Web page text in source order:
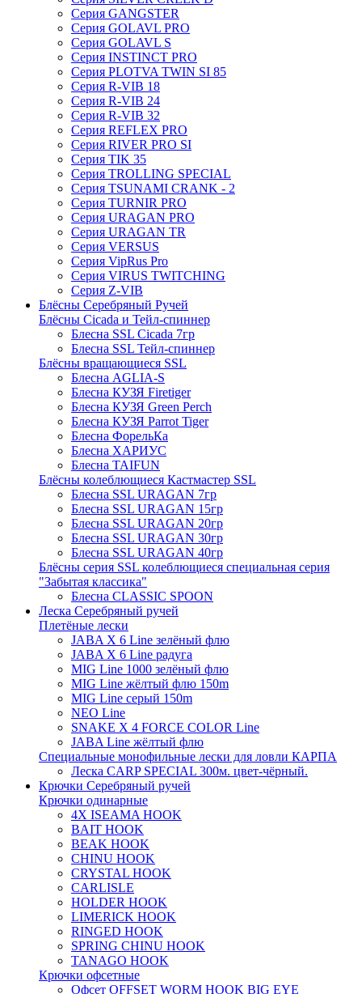
Серия GANGSTER
Серия GOLAVL PRO
Серия GOLAVL S
Серия INSTINCT PRO
Серия PLOTVA TWIN SI 85
Серия R-VIB 18
Серия R-VIB 24
Серия R-VIB 32
Серия REFLEX PRO
Серия RIVER PRO SI
Серия TIK 35
Серия TROLLING SPECIAL
Серия TSUNAMI CRANK - 2
Серия TURNIR PRO
Серия URAGAN PRO
Серия URAGAN TR
Серия VERSUS
Серия VipRus Pro
Серия VIRUS TWITCHING
Серия Z-VIB
Блёсны Серебряный Ручей
Блёсны Cicada и Тейл-спиннер
Блесна SSL Cicada 7гр
Блесна SSL Тейл-спиннер
Блёсны вращающиеся SSL
Блесна AGLIA-S
Блесна КУЗЯ Firetiger
Блесна КУЗЯ Green Perch
Блесна КУЗЯ Parrot Tiger
Блесна ФорельКа
Блесна ХАРИУС
Блесна TAIFUN
Блёсны колеблющиеся Кастмастер SSL
Блесна SSL URAGAN 7гр
Блесна SSL URAGAN 15гр
Блесна SSL URAGAN 20гр
Блесна SSL URAGAN 30гр
Блесна SSL URAGAN 40гр
Блёсны серия SSL колеблющиеся специальная серия
"Забытая классика"
Блесна CLASSIC SPOON
Леска Серебряный ручей
Плетёные лески
JABA X 6 Line зелёный флю
JABA X 6 Line радуга
MIG Line 1000 зелёный флю
MIG Line жёлтый флю 150m
MIG Line серый 150m
NEO Line
SNAKE X 4 FORCE COLOR Line
JABA Line жёлтый флю
Специальные монофильные лески для ловли КАРПА
Леска CARP SPECIAL 300м. цвет-чёрный.
Крючки Серебряный ручей
Крючки одинарные
4X ISEAMA HOOK
BAIT HOOK
BEAK HOOK
CHINU HOOK
CRYSTAL HOOK
CARLISLE
HOLDER HOOK
LIMERICK HOOK
RINGED HOOK
SPRING CHINU HOOK
TANAGO HOOK
Крючки офсетные
Офсет OFFSET WORM HOOK BIG EYE